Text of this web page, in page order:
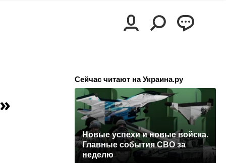
Сейчас читают на Украина.ру
Новые успехи и новые войска.
Главные события СВО за
неделю